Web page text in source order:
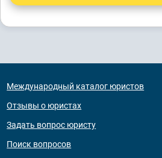
Международный каталог юристов
Отзывы о юристах
Задать вопрос юристу
Поиск вопросов